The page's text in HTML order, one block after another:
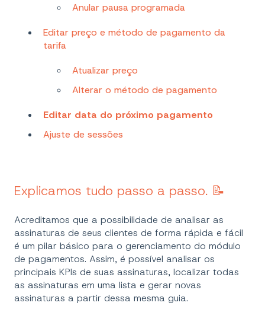
Anular pausa programada
Editar preço e método de pagamento da
tarifa
Atualizar preço
Alterar o método de pagamento
Editar data do próximo pagamento
Ajuste de sessões
Explicamos tudo passo a passo. 📝
Acreditamos que a possibilidade de analisar as
assinaturas de seus clientes de forma rápida e fácil
é um pilar básico para o gerenciamento do módulo
de pagamentos. Assim, é possível analisar os
principais KPIs de suas assinaturas, localizar todas
as assinaturas em uma lista e gerar novas
assinaturas a partir dessa mesma guia.